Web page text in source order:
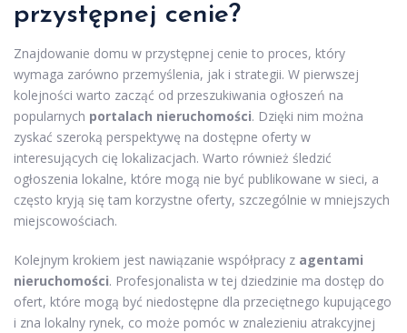
przystępnej cenie?
Znajdowanie domu w przystępnej cenie to proces, który
wymaga zarówno przemyślenia, jak i strategii. W pierwszej
kolejności warto zacząć od przeszukiwania ogłoszeń na
popularnych portalach nieruchomości. Dzięki nim można
zyskać szeroką perspektywę na dostępne oferty w
interesujących cię lokalizacjach. Warto również śledzić
ogłoszenia lokalne, które mogą nie być publikowane w sieci, a
często kryją się tam korzystne oferty, szczególnie w mniejszych
miejscowościach.
Kolejnym krokiem jest nawiązanie współpracy z agentami
nieruchomości. Profesjonalista w tej dziedzinie ma dostęp do
ofert, które mogą być niedostępne dla przeciętnego kupującego
i zna lokalny rynek, co może pomóc w znalezieniu atrakcyjnej